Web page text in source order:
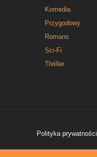
Komedia
Przygodowy
Romans
Sci-Fi
Thriller
Polityka prywatności